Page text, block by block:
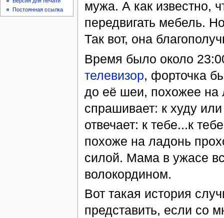
мужа. А как известно,
передвигать мебель.
Так вот, она
Время было около
телевизор, форточка
до её шеи, похожее на
спрашивает: к худу
отвечает: к тебе...к
похоже на ладонь
силой. Мама в ужасе
волокордином.
Вот такая история
представить, если со
Постоянная ссылка